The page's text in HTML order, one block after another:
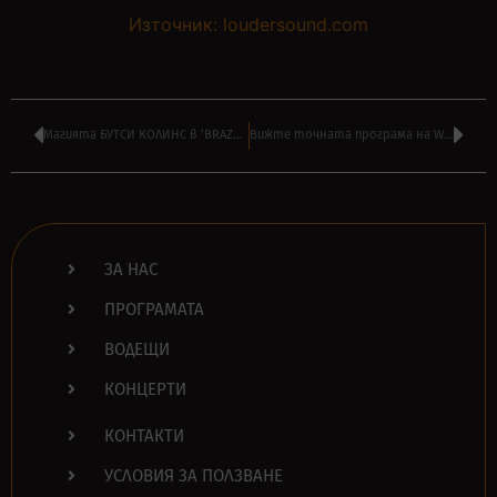
Източник: loudersound.com
Магията БУТСИ КОЛИНС в ‘BRAZZ JAMBOREE’ на ВИЛИ СТОЯНОВ от 14:00 Вижте точната програма на WRONG FEST в десетото му издание
ЗА НАС
ПРОГРАМАТА
ВОДЕЩИ
КОНЦЕРТИ
КОНТАКТИ
УСЛОВИЯ ЗА ПОЛЗВАНЕ